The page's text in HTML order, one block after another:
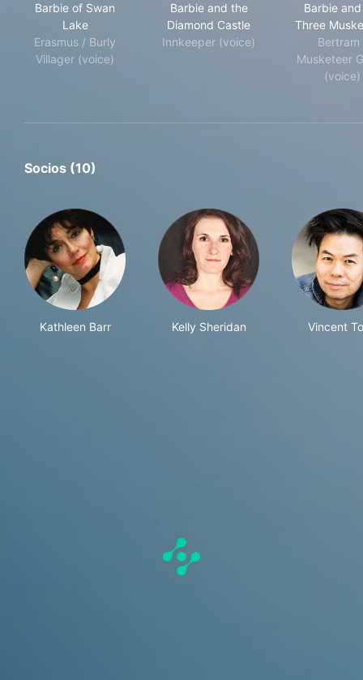
Barbie of Swan
Lake
Erasmus / Burly
Villager (voice)
Barbie and the
Diamond Castle
Innkeeper (voice)
Barbie
Three
Bertram
Musketeer
(voice)
Socios (10)
Kathleen Barr Kelly Sheridan Vincent